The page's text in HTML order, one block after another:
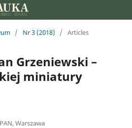
/ Nr 3 (2018) / Articles
Grzeniewski –
miniatury
Warszawa